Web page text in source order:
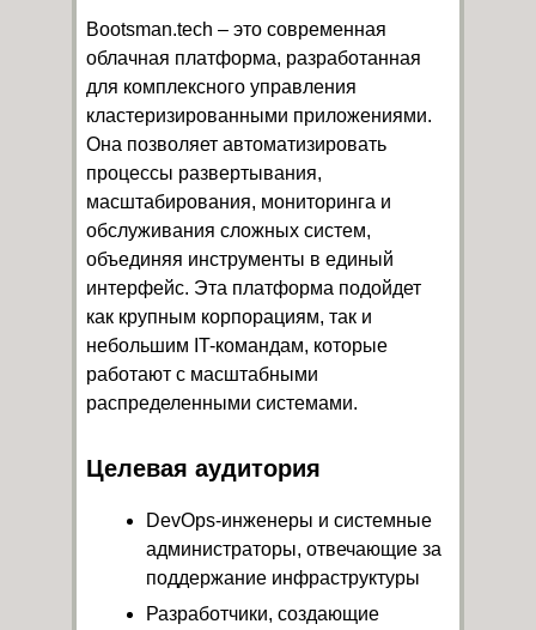
Bootsman.tech – это современная
облачная платформа, разработанная
для комплексного управления
кластеризированными приложениями.
Она позволяет автоматизировать
процессы развертывания,
масштабирования, мониторинга и
обслуживания сложных систем,
объединяя инструменты в единый
интерфейс. Эта платформа подойдет
как крупным корпорациям, так и
небольшим IT-командам, которые
работают с масштабными
распределенными системами.
Целевая аудитория
DevOps-инженеры и системные
администраторы, отвечающие за
поддержание инфраструктуры
Разработчики, создающие